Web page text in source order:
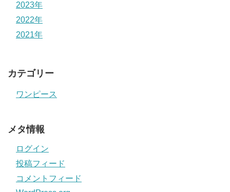
2023年
2022年
2021年
カテゴリー
ワンピース
メタ情報
ログイン
投稿フィード
コメントフィード